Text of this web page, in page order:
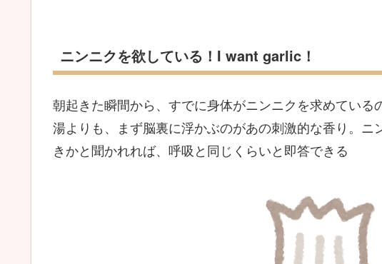
ニンニクを欲している！I want garlic！
朝起きた瞬間から、すでに身体がニンニクを求めてい
湯よりも、まず脳裏に浮かぶのがあの刺激的な香り。
きかと聞かれれば、呼吸と同じくらいと即答できる